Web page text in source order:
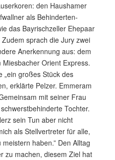
den Haushamer
als Behinderten-
das Bayrischzeller Ehepaar
sprach die Jury zwei
Anerkennung aus: dem
Orient Express.
„ein großes Stück des
erklärte Pelzer. Emmeram
mit seiner Frau
Tochter.
sein Tun aber nicht
als Stellvertreter für alle,
haben.” Den Alltag
zu machen, diesem Ziel hat